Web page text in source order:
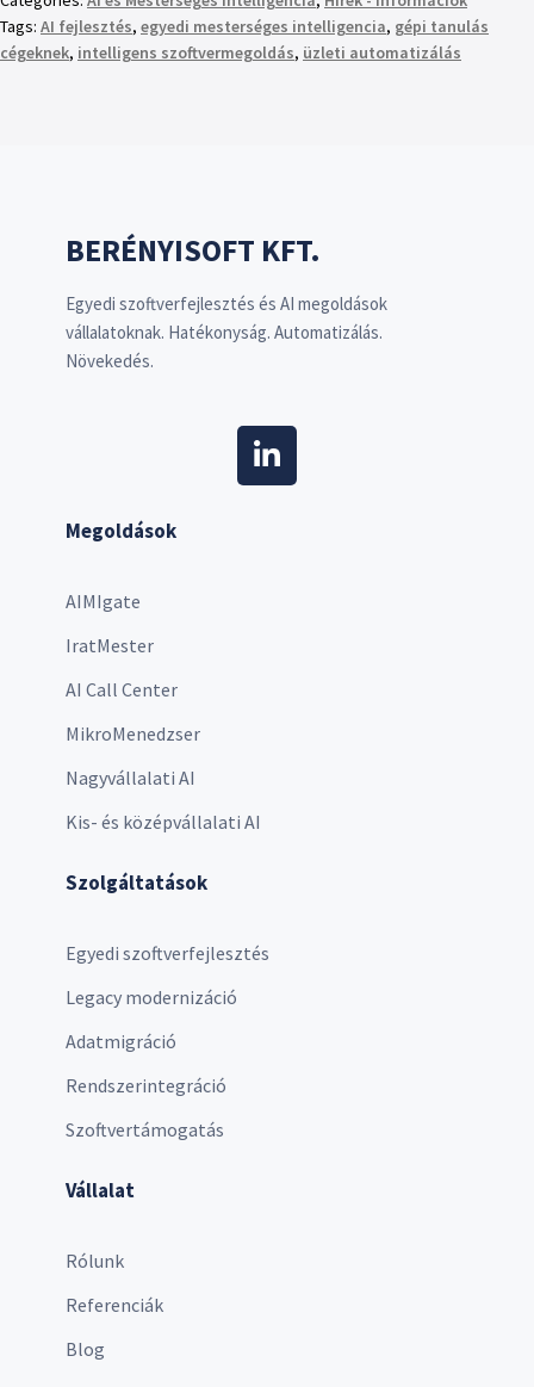
Tags: AI fejlesztés, egyedi mesterséges intelligencia, gépi tanulás
cégeknek, intelligens szoftvermegoldás, üzleti automatizálás
BERÉNYISOFT KFT.
Egyedi szoftverfejlesztés és AI megoldások
vállalatoknak. Hatékonyság. Automatizálás.
Növekedés.
Megoldások
AIMIgate
IratMester
AI Call Center
MikroMenedzser
Nagyvállalati AI
Kis- és középvállalati AI
Szolgáltatások
Egyedi szoftverfejlesztés
Legacy modernizáció
Adatmigráció
Rendszerintegráció
Szoftvertámogatás
Vállalat
Rólunk
Referenciák
Blog